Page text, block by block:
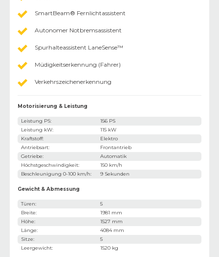
SmartBeam® Fernlichtassistent
Autonomer Notbremsassistent
Spurhalteassistent LaneSense™
Müdigkeitserkennung (Fahrer)
Verkehrszeichenerkennung
Motorisierung & Leistung
Leistung PS:
156 PS
Leistung kW:
115 kW
Kraftstoff:
Elektro
Antriebsart:
Frontantrieb
Getriebe:
Automatik
Höchstgeschwindigkeit:
150 km/h
Beschleunigung 0-100 km/h: 9 Sekunden
Gewicht & Abmessung
Türen:
5
Breite:
1981 mm
Höhe:
1527 mm
Länge:
4084 mm
Sitze:
5
Leergewicht: 1520 kg